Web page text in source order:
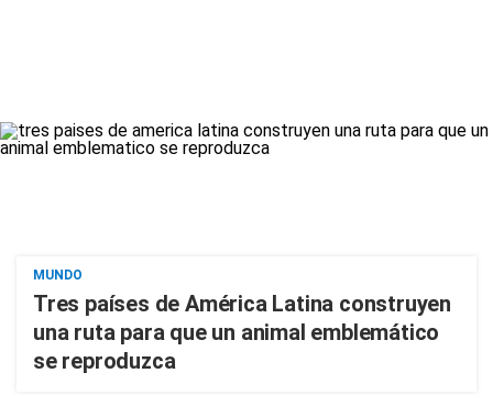
MUNDO
Tres países de América Latina construyen
una ruta para que un animal emblemático
se reproduzca